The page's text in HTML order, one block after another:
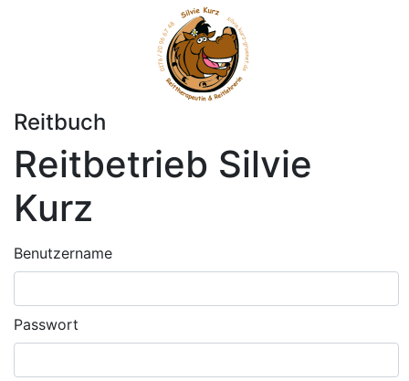
Reitbuch
Reitbetrieb Silvie
Kurz
Benutzername
Passwort